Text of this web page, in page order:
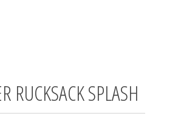
RUCKSACK SPLASH